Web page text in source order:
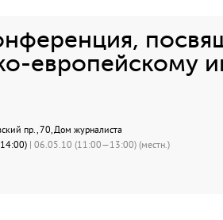
европейскому
пр., 70, Дом журналиста
| 06.05.10 (11:00—13:00) (местн.)